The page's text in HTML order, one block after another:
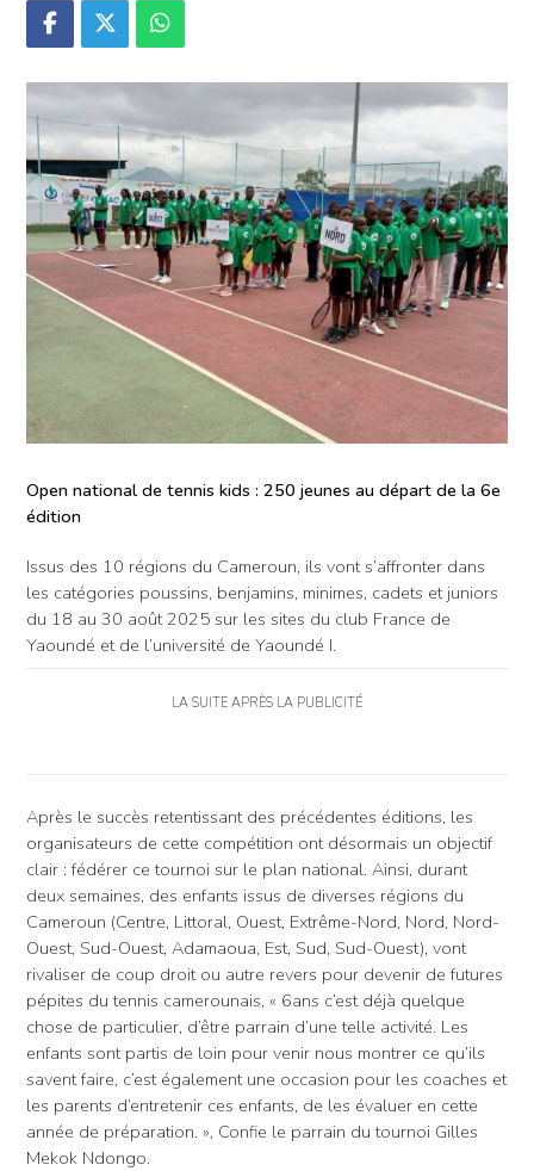
Open national de tennis kids : 250 jeunes au départ de la 6e
édition
Issus des 10 régions du Cameroun, ils vont s’affronter dans
les catégories poussins, benjamins, minimes, cadets et juniors
du 18 au 30 août 2025 sur les sites du club France de
Yaoundé et de l’université de Yaoundé I.
LA SUITE APRÈS LA PUBLICITÉ
Après le succès retentissant des précédentes éditions, les
organisateurs de cette compétition ont désormais un objectif
clair : fédérer ce tournoi sur le plan national. Ainsi, durant
deux semaines, des enfants issus de diverses régions du
Cameroun (Centre, Littoral, Ouest, Extrême-Nord, Nord, Nord-
Ouest, Sud-Ouest, Adamaoua, Est, Sud, Sud-Ouest), vont
rivaliser de coup droit ou autre revers pour devenir de futures
pépites du tennis camerounais, « 6ans c’est déjà quelque
chose de particulier, d’être parrain d’une telle activité. Les
enfants sont partis de loin pour venir nous montrer ce qu’ils
savent faire, c’est également une occasion pour les coaches et
les parents d’entretenir ces enfants, de les évaluer en cette
année de préparation. », Confie le parrain du tournoi Gilles
Mekok Ndongo.